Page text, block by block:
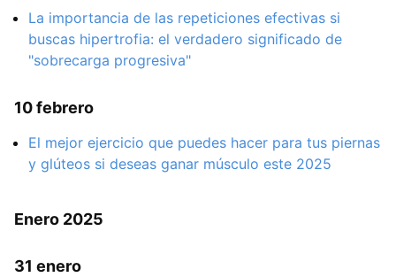
La importancia de las repeticiones efectivas si
buscas hipertrofia: el verdadero significado de
"sobrecarga progresiva"
10 febrero
El mejor ejercicio que puedes hacer para tus piernas
y glúteos si deseas ganar músculo este 2025
Enero 2025
31 enero